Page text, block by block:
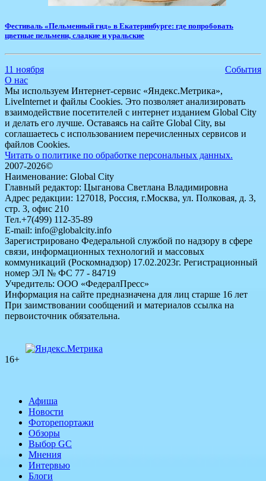
​Фестиваль «Пельменный гид» в Екатеринбурге: где попробовать
цветные пельмени, сладкие и уральские
11 ноября
События
О нас
Мы используем Интернет-сервис «Яндекс.Метрика»,
LiveInternet и файлы Cookies. Это позволяет анализировать
взаимодействие посетителей с интернет изданием Global City
и делать его лучше. Оставаясь на сайте Global City, вы
соглашаетесь с использованием перечисленных сервисов и
файлов Cookies.
Читать о политике по обработке персональных данных.
2007-2026©
Наименование: Global City
Главный редактор: Цыганова Светлана Владимировна
Адрес редакции: 127018, Россия, г.Москва, ул. Полковая, д. 3,
стр. 3, офис 210
Тел.+7(499) 112-35-89
E-mail: info@globalcity.info
Зарегистрировано Федеральной службой по надзору в сфере
связи, информационных технологий и массовых
коммуникаций (Роскомнадзор) 17.02.2023г. Регистрационный
номер ЭЛ № ФС 77 - 84719
Учредитель: ООО «ФедералПресс»
Информация на сайте предназначена для лиц старше 16 лет
При заимствовании сообщений и материалов ссылка на
первоисточник обязательна.
16+
Афиша
Новости
Фоторепортажи
Обзоры
Выбор GC
Мнения
Интервью
Блоги